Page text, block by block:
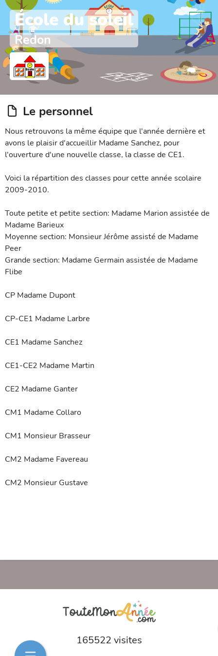
École du soleil
Redon
Le personnel
Nous retrouvons la même équipe que l'année dernière et
avons le plaisir d'accueillir Madame Sanchez, pour
l'ouverture d'une nouvelle classe, la classe de CE1.
Voici la répartition des classes pour cette année scolaire
2009-2010.
Toute petite et petite section: Madame Marion assistée de
Madame Barieux
Moyenne section: Monsieur Jérôme assisté de Madame
Peer
Grande section: Madame Germain assistée de Madame
Flibe
CP Madame Dupont
CP-CE1 Madame Larbre
CE1 Madame Sanchez
CE1-CE2 Madame Martin
CE2 Madame Ganter
CM1 Madame Collaro
CM1 Monsieur Brasseur
CM2 Madame Favereau
CM2 Monsieur Gustave
165522 visites